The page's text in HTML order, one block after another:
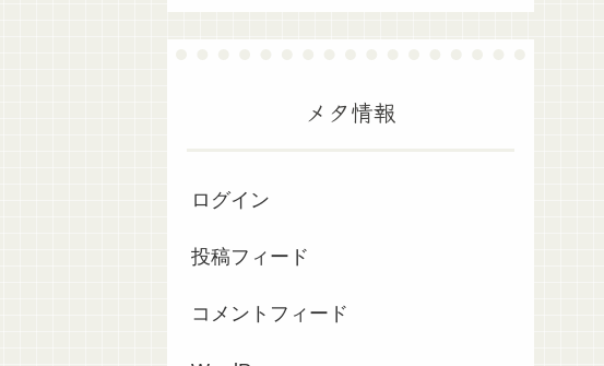
メタ情報
ログイン
投稿フィード
コメントフィード